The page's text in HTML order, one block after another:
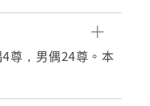
尊，男偶24尊。本